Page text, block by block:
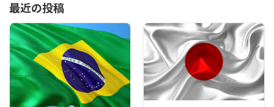
最近の投稿